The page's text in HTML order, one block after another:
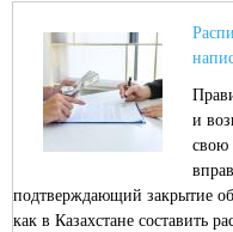
и
свою
подтверждающий закрытие
как в Казахстане составить